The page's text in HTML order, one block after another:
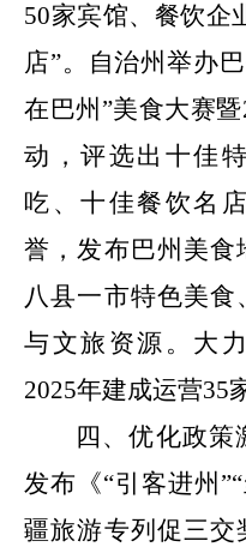
50家宾馆、餐饮企
店”。自治州举办
在巴州”美食大赛暨
动，评选出十佳
吃、十佳餐饮名
誉，发布巴州美食
八县一市特色美
与文旅资源。大
2025年建成运营35
四、优化政策
发布《“引客进州
疆旅游专列促三交